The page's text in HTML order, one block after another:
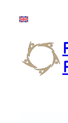
Inhalt